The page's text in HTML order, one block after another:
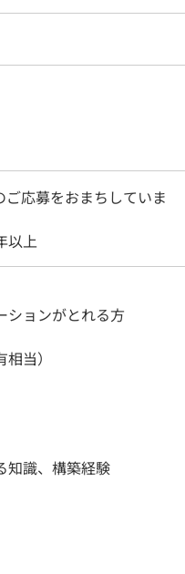
応募をおまちしていま
以上
ションがとれる方
当）
知識、構築経験